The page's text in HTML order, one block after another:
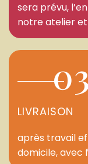
sera prévu,
notre atelier
LIVRAISON
après travail
domicile, avec